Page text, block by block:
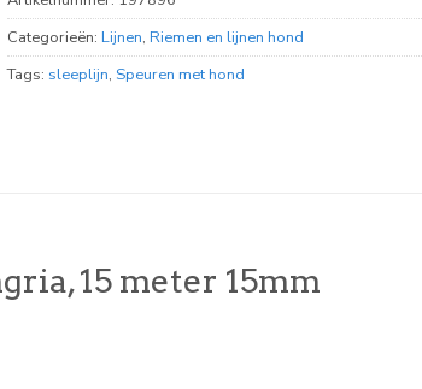
Categorieën: Lijnen, Riemen en lijnen hond
Tags: sleeplijn, Speuren met hond
15 meter 15mm